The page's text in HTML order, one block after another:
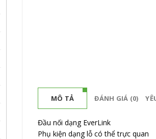
MÔ TẢ ĐÁNH GIÁ (0)
Đầu nối dạng EverLink
Phụ kiện dạng lỗ có thể trực quan